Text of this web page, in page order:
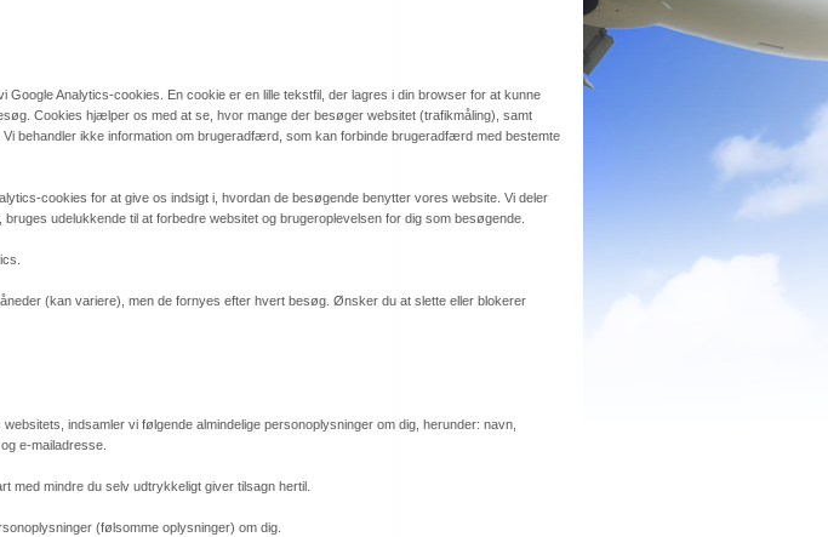
Analytics-cookies. En cookie er en lille tekstfil, der lagres i din browser for at kunne
Cookies hjælper os med at se, hvor mange der besøger websitet (trafikmåling), samt
behandler ikke information om brugeradfærd, som kan forbinde brugeradfærd med bestemte
cookies for at give os indsigt i, hvordan de besøgende benytter vores website. Vi deler
udelukkende til at forbedre websitet og brugeroplevelsen for dig som besøgende.
(kan variere), men de fornyes efter hvert besøg. Ønsker du at slette eller blokerer
indsamler vi følgende almindelige personoplysninger om dig, herunder: navn,
e-mailadresse.
med mindre du selv udtrykkeligt giver tilsagn hertil.
(følsomme oplysninger) om dig.